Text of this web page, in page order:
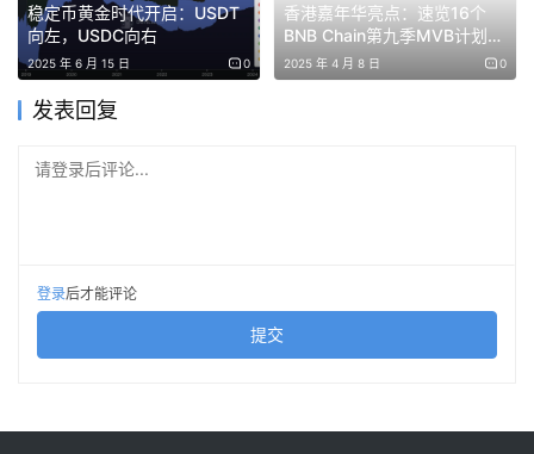
“CPO 颠覆的不是光模块里的某个组件，而是光模块这
个产品形态本身。”
“CPO 不是对现有产品的升级换代，而是一次架构层面
的重构。”
插拔光模块的市场，而不是简单替代现有市场。”
“光互连产业链不像 GPU 那样英伟达一家通吃，它是一
个分工极其精细、瓶颈极其分散的产业链。”
“越往上游走，公司越小，弹性越大，但确定性越低；
稳定币黄金时代开启：USDT
向左，USDC向右
2025 年 6 月 15 日 0
香港嘉年华亮点：速览16个
BNB Chain第九季MVB计划入
选项目
2025 年 4 月 8 日 0
发表回复
请登录后评论...
登录后才能评论
提交